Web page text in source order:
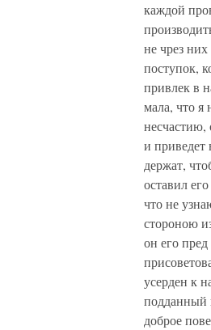
каждой
не чрез
поступок,
привлек в
мала, что я
несчастию,
и приведет
держат,
оставил
что не
стороною
он его
усерден к
подданный
доброе